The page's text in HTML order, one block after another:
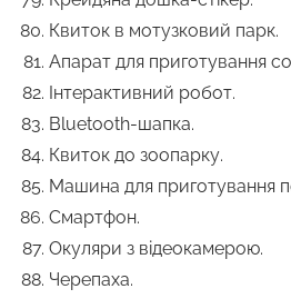
Квиток в мотузковий парк.
Апарат для приготування
Інтерактивний робот.
Bluetooth-шапка.
Квиток до зоопарку.
Машина для приготування
Смартфон.
Окуляри з відеокамерою.
Черепаха.